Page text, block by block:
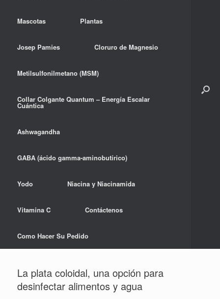
Mascotas Plantas
Josep Pamies Cloruro de Magnesio
Metilsulfonilmetano (MSM)
Collar Colgante Quantum – Energía Escalar
Cuántica
Ashwagandha
GABA (ácido gamma-aminobutírico)
Yodo Niacina y Niacinamida
Vitamina C Contáctenos
Como Hacer Su Pedido
La plata coloidal, una opción para
desinfectar alimentos y agua